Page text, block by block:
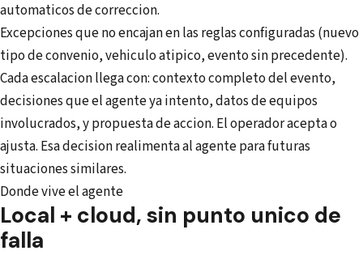
automaticos de correccion.
Excepciones que no encajan en las reglas configuradas (nuevo
tipo de convenio, vehiculo atipico, evento sin precedente).
Cada escalacion llega con: contexto completo del evento,
decisiones que el agente ya intento, datos de equipos
involucrados, y propuesta de accion. El operador acepta o
ajusta. Esa decision realimenta al agente para futuras
situaciones similares.
Donde vive el agente
Local + cloud, sin punto unico de
falla